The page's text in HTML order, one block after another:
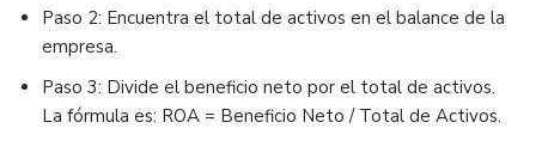
Paso 2: Encuentra el total de activos en el balance de la
empresa.
Paso 3: Divide el beneficio neto por el total de activos.
La fórmula es: ROA = Beneficio Neto / Total de Activos.